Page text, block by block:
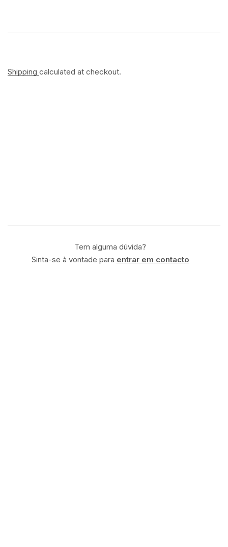
Shipping calculated at checkout.
Tem alguma dúvida?
Sinta-se à vontade para entrar em contacto